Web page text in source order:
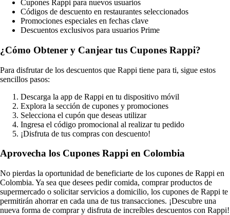
Cupones Rappi para nuevos usuarios
Códigos de descuento en restaurantes seleccionados
Promociones especiales en fechas clave
Descuentos exclusivos para usuarios Prime
¿Cómo Obtener y Canjear tus Cupones Rappi?
Para disfrutar de los descuentos que Rappi tiene para ti, sigue estos
sencillos pasos:
Descarga la app de Rappi en tu dispositivo móvil
Explora la sección de cupones y promociones
Selecciona el cupón que deseas utilizar
Ingresa el código promocional al realizar tu pedido
¡Disfruta de tus compras con descuento!
Aprovecha los Cupones Rappi en Colombia
No pierdas la oportunidad de beneficiarte de los cupones de Rappi en
Colombia. Ya sea que desees pedir comida, comprar productos de
supermercado o solicitar servicios a domicilio, los cupones de Rappi te
permitirán ahorrar en cada una de tus transacciones. ¡Descubre una
nueva forma de comprar y disfruta de increíbles descuentos con Rappi!